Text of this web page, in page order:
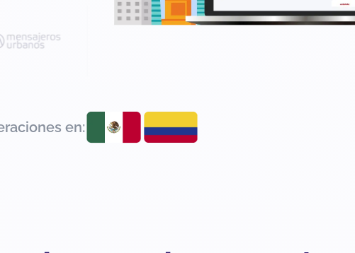
en: